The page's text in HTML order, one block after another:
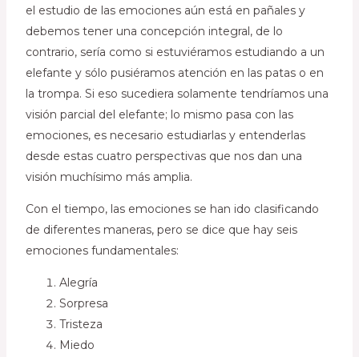
el estudio de las emociones aún está en pañales y
debemos tener una concepción integral, de lo
contrario, sería como si estuviéramos estudiando a un
elefante y sólo pusiéramos atención en las patas o en
la trompa. Si eso sucediera solamente tendríamos una
visión parcial del elefante; lo mismo pasa con las
emociones, es necesario estudiarlas y entenderlas
desde estas cuatro perspectivas que nos dan una
visión muchísimo más amplia.
Con el tiempo, las emociones se han ido clasificando
de diferentes maneras, pero se dice que hay seis
emociones fundamentales:
Alegría
Sorpresa
Tristeza
Miedo